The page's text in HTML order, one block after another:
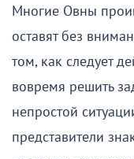
Многие Овны
оставят без
том, как следует
вовремя решить
непростой
представители